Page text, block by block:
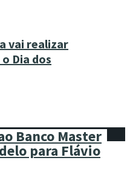
vai realizar
Dia dos
Banco Master
para Flávio